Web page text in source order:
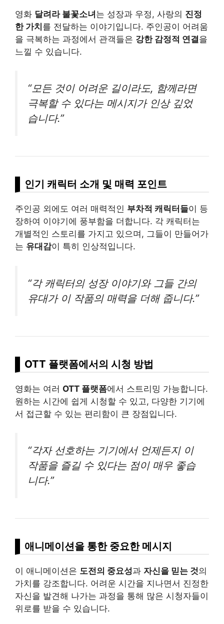
영화 달려라 불꽃소녀는 성장과 우정, 사랑의 진정
한 가치를 전달하는 이야기입니다. 주인공이 어려움
을 극복하는 과정에서 관객들은 강한 감정적 연결을
느낄 수 있습니다.
“모든 것이 어려운 길이라도, 함께라면
극복할 수 있다는 메시지가 인상 깊었
습니다.”
인기 캐릭터 소개 및 매력 포인트
주인공 외에도 여러 매력적인 부차적 캐릭터들이 등
장하여 이야기에 풍부함을 더합니다. 각 캐릭터는
개별적인 스토리를 가지고 있으며, 그들이 만들어가
는 유대감이 특히 인상적입니다.
“각 캐릭터의 성장 이야기와 그들 간의
유대가 이 작품의 매력을 더해 줍니다.”
OTT 플랫폼에서의 시청 방법
영화는 여러 OTT 플랫폼에서 스트리밍 가능합니다.
원하는 시간에 쉽게 시청할 수 있고, 다양한 기기에
서 접근할 수 있는 편리함이 큰 장점입니다.
“각자 선호하는 기기에서 언제든지 이
작품을 즐길 수 있다는 점이 매우 좋습
니다.”
애니메이션을 통한 중요한 메시지
이 애니메이션은 도전의 중요성과 자신을 믿는 것의
가치를 강조합니다. 어려운 시간을 지나면서 진정한
자신을 발견해 나가는 과정을 통해 많은 시청자들이
위로를 받을 수 있습니다.